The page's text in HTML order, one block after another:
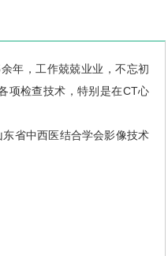
年，工作兢兢业业，不忘初
项检查技术，特别是在CT心
省中西医结合学会影像技术